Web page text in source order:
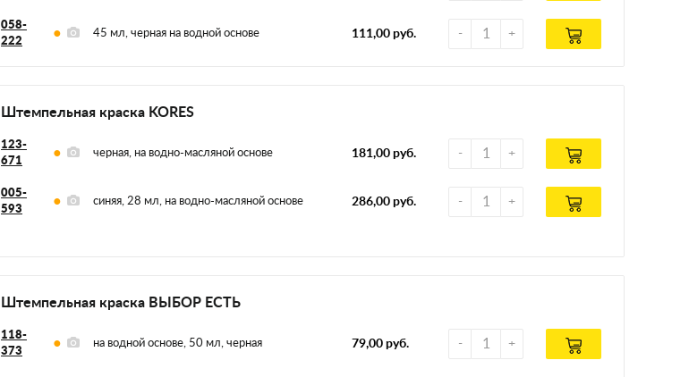
058-
222
45 мл, черная на водной основе 111,00 руб.
Штемпельная краска KORES
123-
671
черная, на водно-масляной основе 181,00 руб.
005-
593
синяя, 28 мл, на водно-масляной основе 286,00 руб.
Штемпельная краска ВЫБОР ЕСТЬ
118-
373
на водной основе, 50 мл, черная 79,00 руб.